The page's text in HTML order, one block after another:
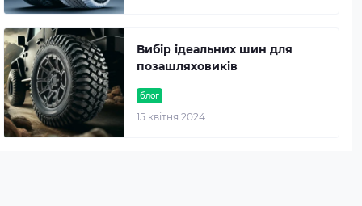
блог
15 квітня 2024
Вибір ідеальних шин для
позашляховиків